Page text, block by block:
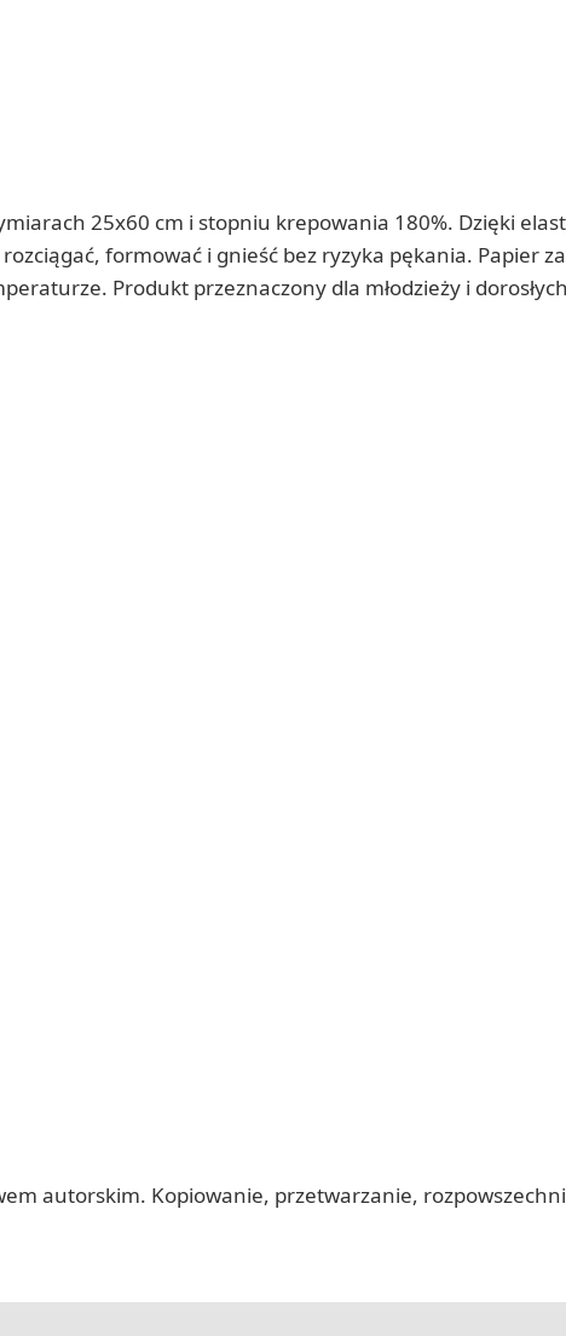
25x60 cm i stopniu krepowania 180%. Dzięki
formować i gnieść bez ryzyka pękania. Papier
Produkt przeznaczony dla młodzieży i
autorskim. Kopiowanie, przetwarzanie,